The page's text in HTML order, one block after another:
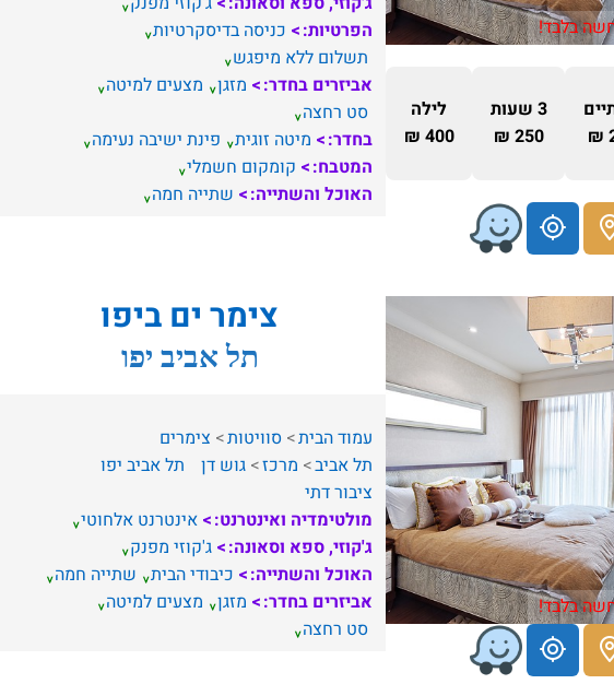
בלבד!
3 שעות
250 ₪
לילה
400 ₪
הפרטיות:
כניסה בדיסקרטיות
תשלום ללא מיפגש
אביזרים בחדר:
מזגן מצעים למיטה
סט רחצה
בחדר:
מיטה זוגית פינת ישיבה נעימה
המטבח:
קומקום חשמלי
האוכל והשתייה:
שתייה חמה
בלבד!
צימר ים ביפו
תל אביב יפו
עמוד הבית סוויטות
צימרים
תל אביב
מרכז גוש דן
תל אביב יפו
ציבור דתי
מולטימדיה ואינטרנט:
אינטרנט אלחוטי
ג'קוזי, ספא וסאונה:
ג'קוזי מפנק
האוכל והשתייה:
כיבודי הבית שתייה חמה
אביזרים בחדר:
מזגן מצעים למיטה
סט רחצה